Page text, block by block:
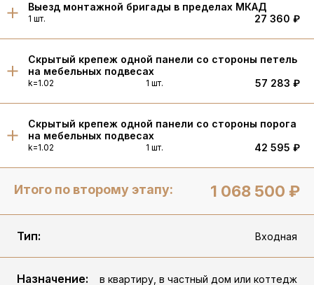
Выезд монтажной бригады в пределах МКАД
1 шт. 27 360 ₽
Скрытый крепеж одной панели со стороны петель
на мебельных подвесах
k=1.02 1 шт. 57 283 ₽
Скрытый крепеж одной панели со стороны порога
на мебельных подвесах
k=1.02 1 шт. 42 595 ₽
Итого по второму этапу: 1 068 500 ₽
Тип: Входная
Назначение: в квартиру, в частный дом или коттедж